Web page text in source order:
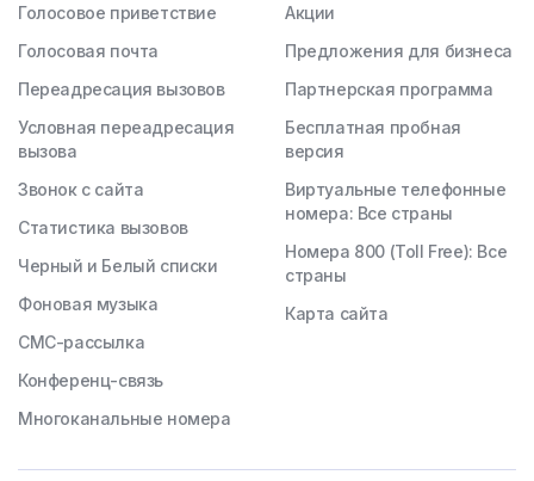
Голосовое приветствие
Голосовая почта
Переадресация вызовов
Условная переадресация
вызова
Звонок с сайта
Статистика вызовов
Черный и Белый списки
Фоновая музыка
СМС-рассылка
Конференц-связь
Многоканальные номера
Акции
Предложения для бизнеса
Партнерская программа
Бесплатная пробная
версия
Виртуальные телефонные
номера: Все страны
Номера 800 (Toll Free): Все
страны
Карта сайта